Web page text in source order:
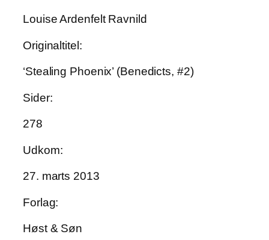
Louise Ardenfelt Ravnild
Originaltitel:
‘Stealing Phoenix’ (Benedicts, #2)
Sider:
278
Udkom:
27. marts 2013
Forlag:
Høst & Søn